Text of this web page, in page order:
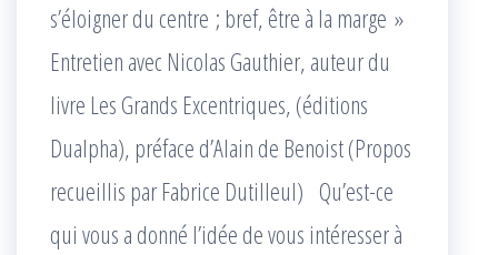
s’éloigner du centre ; bref, être à la marge »
Entretien avec Nicolas Gauthier, auteur du
livre Les Grands Excentriques, (éditions
Dualpha), préface d’Alain de Benoist (Propos
recueillis par Fabrice Dutilleul) Qu’est-ce
qui vous a donné l’idée de vous intéresser à